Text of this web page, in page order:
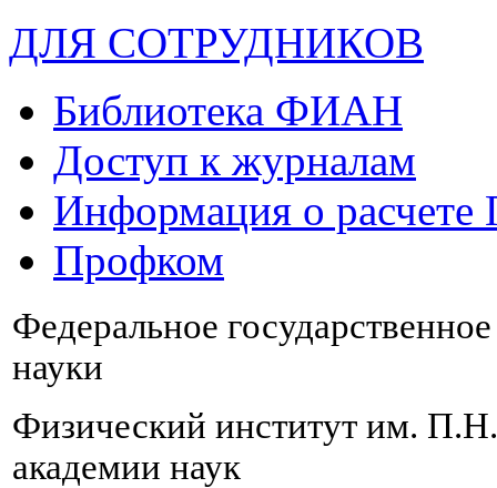
ДЛЯ СОТРУДНИКОВ
Библиотека ФИАН
Доступ к журналам
Информация о
Профком
Федеральное
науки
Физический институт им.
академии наук